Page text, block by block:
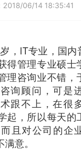
2018/06/14 18:35:41
IT专业，国内
得管理专业硕士
理咨询业不错，
询顾问，可是
跟不上，在很
起，所以每天的
且对公司的企
意。